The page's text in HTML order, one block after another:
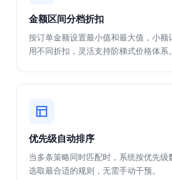
金额区间分档折扣
按订单金额设置最小值和最大值，小额
用不同折扣，灵活支持阶梯式价格体系。
优先级自动排序
当多条策略同时匹配时，系统按优先级
选取最合适的规则，无需手动干预。